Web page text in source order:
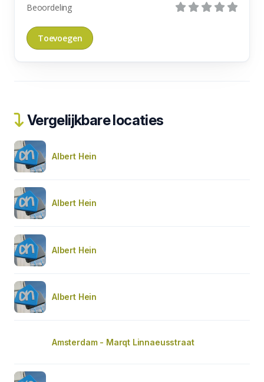
Beoordeling
Vergelijkbare locaties
Albert Hein
Albert Hein
Albert Hein
Albert Hein
Amsterdam - Marqt Linnaeusstraat